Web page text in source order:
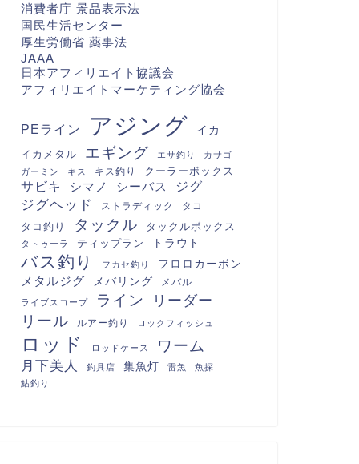
消費者庁 景品表示法
国民生活センター
厚生労働省 薬事法
JAAA
日本アフィリエイト協議会
アフィリエイトマーケティング協会
PEライン アジング イカ
イカメタル エギング エサ釣り
カサゴ
ガーミン
キス キス釣り クーラーボックス
サビキ シマノ シーバス ジグ
ジグヘッド ストラディック タコ
タコ釣り タックル タックルボックス
タトゥーラ ティップラン トラウト
バス釣り フカセ釣り フロロカーボン
メタルジグ メバリング メバル
ライブスコープ ライン リーダー
リール ルアー釣り ロックフィッシュ
ロッド ロッドケース ワーム
月下美人 釣具店 集魚灯 雷魚
魚探
鮎釣り